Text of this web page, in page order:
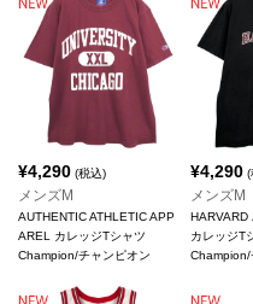
¥4,290 (税込)
メンズM
AUTHENTIC ATHLETIC APP
AREL カレッジTシャツ
Champion/チャンピオン
¥4,290(
メンズM
HARVARD
カレッジT
Champion/